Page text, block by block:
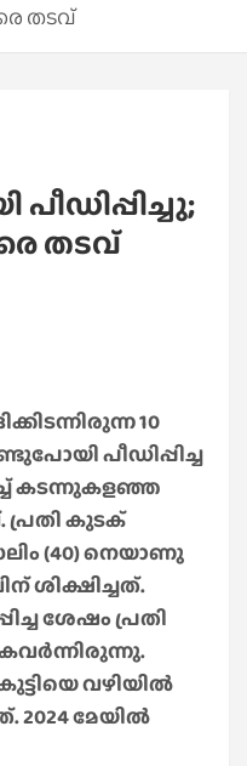
തടവ്
തടവ്
10
പീഡിപ്പിച്ച
കടന്നുകളഞ്ഞ
പ്രതി കുടക്
(40) നെയാണു
ശിക്ഷിച്ചത്.
ശേഷം പ്രതി
വഴിയിൽ
2024 മേയിൽ